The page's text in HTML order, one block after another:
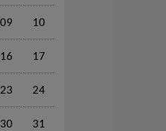
09 10
16 17
23 24
30 31